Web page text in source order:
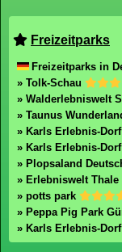
Freizeitparks
Freizeitparks in
» Tolk-Schau
» Walderlebniswelt
» Taunus
» Karls Erlebnis-
» Karls Erlebnis-
» Plopsaland
» Erlebniswelt Thale
» potts park
» Peppa Pig Park
» Karls Erlebnis-